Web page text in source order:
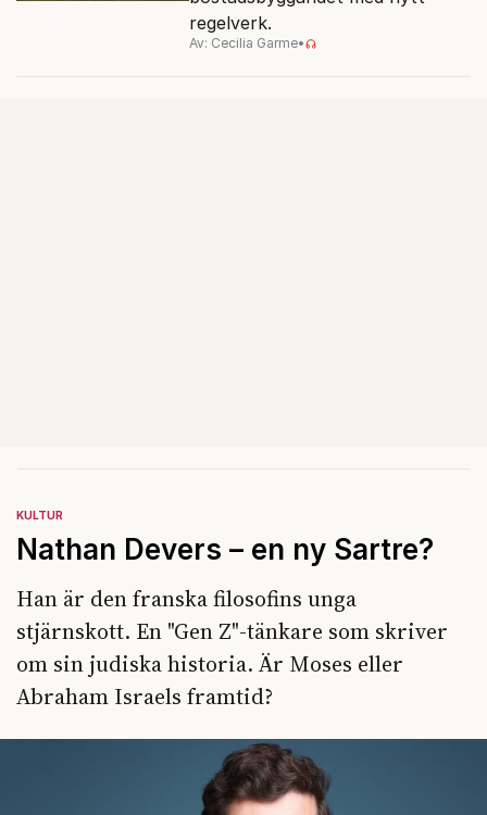
regelverk.
Av: Cecilia Garme•
KULTUR
Nathan Devers – en ny Sartre?
Han är den franska filosofins unga
stjärnskott. En "Gen Z"-tänkare som skriver
om sin judiska historia. Är Moses eller
Abraham Israels framtid?